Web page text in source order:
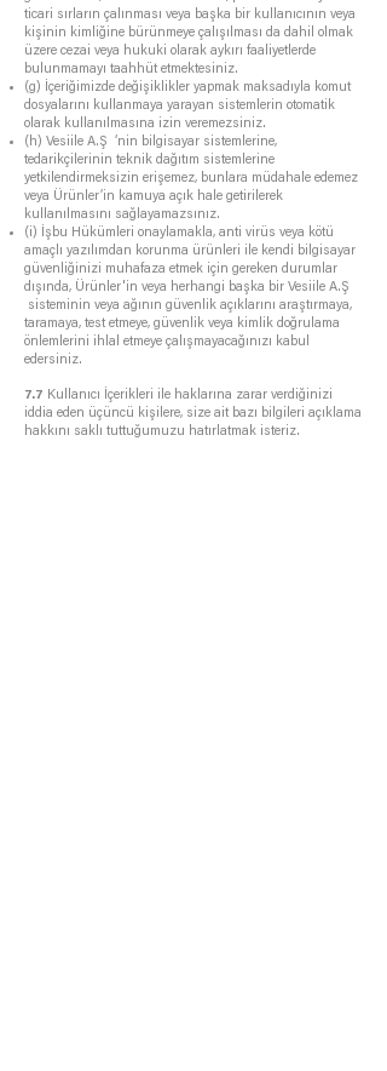
ticari sırların çalınması veya başka bir kullanıcının veya
kişinin kimliğine bürünmeye çalışılması da dahil olmak
üzere cezai veya hukuki olarak aykırı faaliyetlerde
bulunmamayı taahhüt etmektesiniz.
(g) İçeriğimizde değişiklikler yapmak maksadıyla komut
dosyalarını kullanmaya yarayan sistemlerin otomatik
olarak kullanılmasına izin veremezsiniz.
(h) Vesiile A.Ş ‘nin bilgisayar sistemlerine,
tedarikçilerinin teknik dağıtım sistemlerine
yetkilendirmeksizin erişemez, bunlara müdahale edemez
veya Ürünler’in kamuya açık hale getirilerek
kullanılmasını sağlayamazsınız.
(i) İşbu Hükümleri onaylamakla, anti virüs veya kötü
amaçlı yazılımdan korunma ürünleri ile kendi bilgisayar
güvenliğinizi muhafaza etmek için gereken durumlar
dışında, Ürünler'in veya herhangi başka bir Vesiile A.Ş
sisteminin veya ağının güvenlik açıklarını araştırmaya,
taramaya, test etmeye, güvenlik veya kimlik doğrulama
önlemlerini ihlal etmeye çalışmayacağınızı kabul
edersiniz.
7.7 Kullanıcı İçerikleri ile haklarına zarar verdiğinizi
iddia eden üçüncü kişilere, size ait bazı bilgileri açıklama
hakkını saklı tuttuğumuzu hatırlatmak isteriz.